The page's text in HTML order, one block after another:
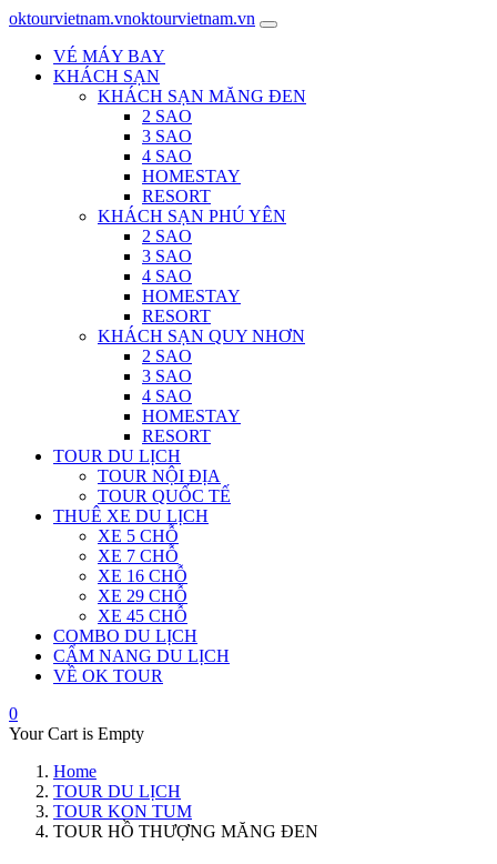
oktourvietnam.vnoktourvietnam.vn
VÉ MÁY BAY
KHÁCH SẠN
KHÁCH SẠN MĂNG ĐEN
2 SAO
3 SAO
4 SAO
HOMESTAY
RESORT
KHÁCH SẠN PHÚ YÊN
2 SAO
3 SAO
4 SAO
HOMESTAY
RESORT
KHÁCH SẠN QUY NHƠN
2 SAO
3 SAO
4 SAO
HOMESTAY
RESORT
TOUR DU LỊCH
TOUR NỘI ĐỊA
TOUR QUỐC TẾ
THUÊ XE DU LỊCH
XE 5 CHỖ
XE 7 CHỖ
XE 16 CHỖ
XE 29 CHỖ
XE 45 CHỖ
COMBO DU LỊCH
CẨM NANG DU LỊCH
VỀ OK TOUR
0
Your Cart is Empty
Home
TOUR DU LỊCH
TOUR KON TUM
TOUR HỒ THƯỢNG MĂNG ĐEN